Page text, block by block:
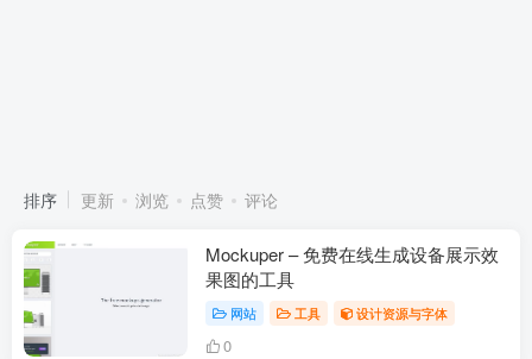
排序 更新 浏览 点赞 评论
Mockuper – 免费在线生成设备展示效
果图的工具
网站 工具 设计资源与字体
0